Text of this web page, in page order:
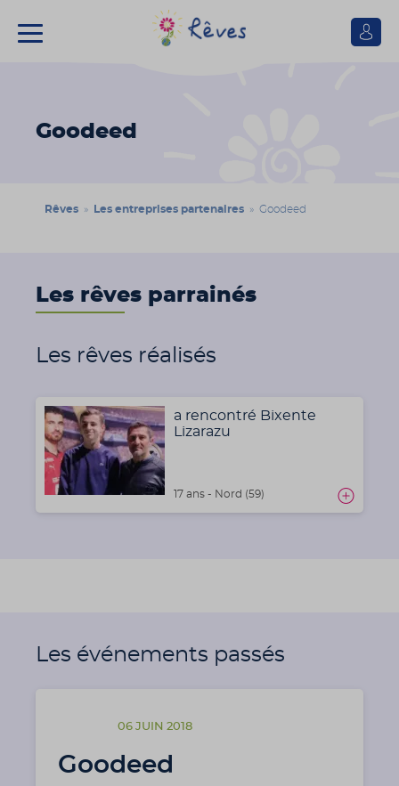
Se
Goodeed
Rêves » Les entreprises partenaires » Goodeed
Les rêves parrainés
Les rêves réalisés
a rencontré Bixente
Lizarazu
17 ans - Nord (59)
Les événements passés
06 JUIN 2018
Goodeed